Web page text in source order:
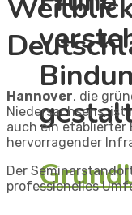
Hannover, die
Niedersachsens, ist
auch einetablierter
hervorragender
Der
professionelles